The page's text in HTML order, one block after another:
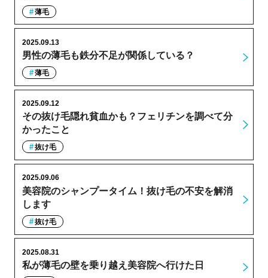
薄毛
男性の薄毛も鉄分不足が関係している？
2025.09.13
薄毛
その抜け毛隠れ貧血かも？フェリチンを調べて分
かったこと
2025.09.12
抜け毛
美容院のシャンプータイム！抜け毛の不安を解消
します
2025.09.06
抜け毛
私が薄毛の壁を乗り越え美容院へ行けた日
2025.08.31